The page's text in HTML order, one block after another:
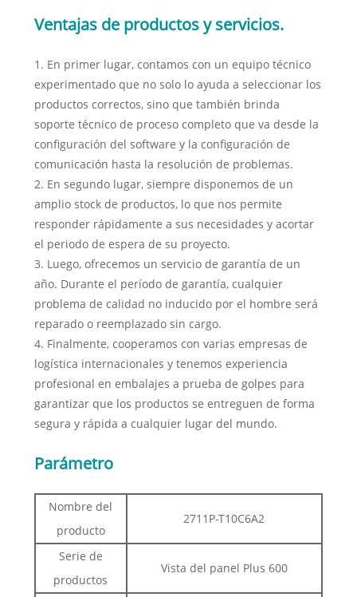
Ventajas de productos y servicios.
1. En primer lugar, contamos con un equipo técnico
experimentado que no solo lo ayuda a seleccionar los
productos correctos, sino que también brinda
soporte técnico de proceso completo que va desde la
configuración del software y la configuración de
comunicación hasta la resolución de problemas.
2. En segundo lugar, siempre disponemos de un
amplio stock de productos, lo que nos permite
responder rápidamente a sus necesidades y acortar
el periodo de espera de su proyecto.
3. Luego, ofrecemos un servicio de garantía de un
año. Durante el período de garantía, cualquier
problema de calidad no inducido por el hombre será
reparado o reemplazado sin cargo.
4. Finalmente, cooperamos con varias empresas de
logística internacionales y tenemos experiencia
profesional en embalajes a prueba de golpes para
garantizar que los productos se entreguen de forma
segura y rápida a cualquier lugar del mundo.
Parámetro
Nombre del
producto
2711P-T10C6A2
Serie de
productos
Vista del panel Plus 600